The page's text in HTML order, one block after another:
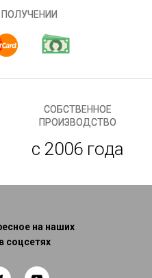
СОБСТВЕННОЕ
ПРОИЗВОДСТВО
с 2006 года
на наших
соцсетях